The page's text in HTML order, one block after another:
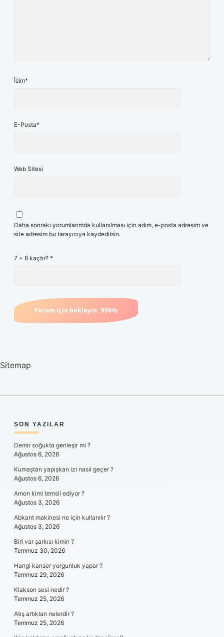
İsim*
E-Posta*
Web Sitesi
Daha sonraki yorumlarımda kullanılması için adım, e-posta adresim ve
site adresim bu tarayıcıya kaydedilsin.
7 + 8 kaçtır? *
Sitemap
SIDEBAR
SON YAZILAR
Demir soğukta genleşir mi ?
Ağustos 6, 2026
Kumaştan yapışkan izi nasıl geçer ?
Ağustos 6, 2026
Amon kimi temsil ediyor ?
Ağustos 3, 2026
Abkant makinesi ne için kullanılır ?
Ağustos 3, 2026
Biri var şarkısı kimin ?
Temmuz 30, 2026
Hangi kanser yorgunluk yapar ?
Temmuz 29, 2026
Klakson sesi nedir ?
Temmuz 25, 2026
Atış artıkları nelerdir ?
Temmuz 25, 2026